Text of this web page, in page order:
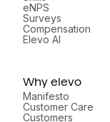
Why elevo
Manifesto
Customer Care
Customers
eNPS
Surveys
Compensation
Elevo AI